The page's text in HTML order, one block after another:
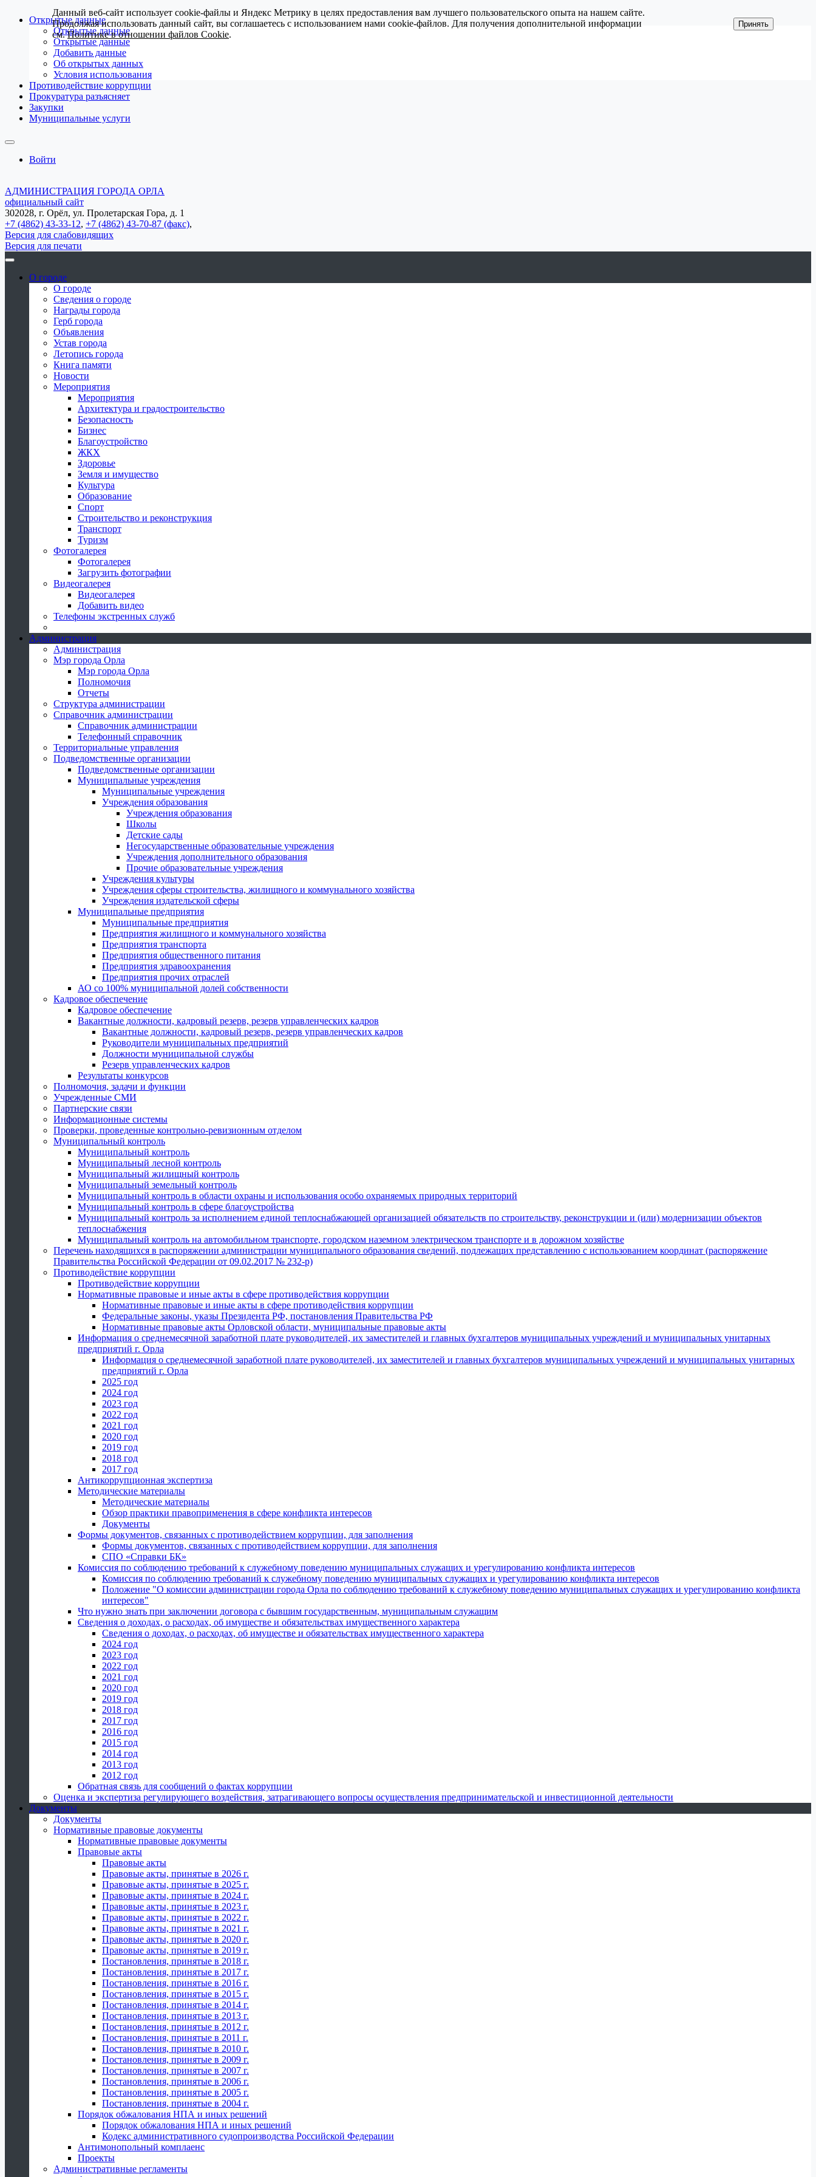
Открытые данные
Открытые данные
Открытые данные
Добавить данные
Об открытых данных
Условия использования
Противодействие коррупции
Прокуратура разъясняет
Закупки
Муниципальные услуги
Войти
АДМИНИСТРАЦИЯ ГОРОДА ОРЛА
официальный сайт
302028, г. Орёл, ул. Пролетарская Гора, д. 1
+7 (4862) 43-33-12, +7 (4862) 43-70-87 (факс),
Версия для слабовидящих
Версия для печати
О городе
О городе
Сведения о городе
Награды города
Герб города
Объявления
Устав города
Летопись города
Книга памяти
Новости
Мероприятия
Мероприятия
Архитектура и градостроительство
Безопасность
Бизнес
Благоустройство
ЖКХ
Здоровье
Земля и имущество
Культура
Образование
Спорт
Строительство и реконструкция
Транспорт
Туризм
Фотогалерея
Фотогалерея
Загрузить фотографии
Видеогалерея
Видеогалерея
Добавить видео
Телефоны экстренных служб
Администрация
Администрация
Мэр города Орла
Мэр города Орла
Полномочия
Отчеты
Структура администрации
Справочник администрации
Справочник администрации
Телефонный справочник
Территориальные управления
Подведомственные организации
Подведомственные организации
Муниципальные учреждения
Муниципальные учреждения
Учреждения образования
Учреждения образования
Школы
Детские сады
Негосударственные образовательные учреждения
Учреждения дополнительного образования
Прочие образовательные учреждения
Учреждения культуры
Учреждения сферы строительства, жилищного и коммунального хозяйства
Учреждения издательской сферы
Муниципальные предприятия
Муниципальные предприятия
Предприятия жилищного и коммунального хозяйства
Предприятия транспорта
Предприятия общественного питания
Предприятия здравоохранения
Предприятия прочих отраслей
АО со 100% муниципальной долей собственности
Кадровое обеспечение
Кадровое обеспечение
Вакантные должности, кадровый резерв, резерв управленческих кадров
Вакантные должности, кадровый резерв, резерв управленческих кадров
Руководители муниципальных предприятий
Должности муниципальной службы
Резерв управленческих кадров
Результаты конкурсов
Полномочия, задачи и функции
Учрежденные СМИ
Партнерские связи
Информационные системы
Проверки, проведенные контрольно-ревизионным отделом
Муниципальный контроль
Муниципальный контроль
Муниципальный лесной контроль
Муниципальный жилищный контроль
Муниципальный земельный контроль
Муниципальный контроль в области охраны и использования особо охраняемых природных территорий
Муниципальный контроль в сфере благоустройства
Муниципальный контроль за исполнением единой теплоснабжающей организацией обязательств по строительству, реконструкции и (или) модернизации объектов
теплоснабжения
Муниципальный контроль на автомобильном транспорте, городском наземном электрическом транспорте и в дорожном хозяйстве
Перечень находящихся в распоряжении администрации муниципального образования сведений, подлежащих представлению с использованием координат (распоряжение
Правительства Российской Федерации от 09.02.2017 № 232-р)
Противодействие коррупции
Противодействие коррупции
Нормативные правовые и иные акты в сфере противодействия коррупции
Нормативные правовые и иные акты в сфере противодействия коррупции
Федеральные законы, указы Президента РФ, постановления Правительства РФ
Нормативные правовые акты Орловской области, муниципальные правовые акты
Информация о среднемесячной заработной плате руководителей, их заместителей и главных бухгалтеров муниципальных учреждений и муниципальных унитарных
предприятий г. Орла
Информация о среднемесячной заработной плате руководителей, их заместителей и главных бухгалтеров муниципальных учреждений и муниципальных унитарных
предприятий г. Орла
2025 год
2024 год
2023 год
2022 год
2021 год
2020 год
2019 год
2018 год
2017 год
Антикоррупционная экспертиза
Методические материалы
Методические материалы
Обзор практики правоприменения в сфере конфликта интересов
Документы
Формы документов, связанных с противодействием коррупции, для заполнения
Формы документов, связанных с противодействием коррупции, для заполнения
СПО «Справки БК»
Комиссия по соблюдению требований к служебному поведению муниципальных служащих и урегулированию конфликта интересов
Комиссия по соблюдению требований к служебному поведению муниципальных служащих и урегулированию конфликта интересов
Положение "О комиссии администрации города Орла по соблюдению требований к служебному поведению муниципальных служащих и урегулированию конфликта
интересов"
Что нужно знать при заключении договора с бывшим государственным, муниципальным служащим
Сведения о доходах, о расходах, об имуществе и обязательствах имущественного характера
Сведения о доходах, о расходах, об имуществе и обязательствах имущественного характера
2024 год
2023 год
2022 год
2021 год
2020 год
2019 год
2018 год
2017 год
2016 год
2015 год
2014 год
2013 год
2012 год
Обратная связь для сообщений о фактах коррупции
Оценка и экспертиза регулирующего воздействия, затрагивающего вопросы осуществления предпринимательской и инвестиционной деятельности
Документы
Документы
Нормативные правовые документы
Нормативные правовые документы
Правовые акты
Правовые акты
Правовые акты, принятые в 2026 г.
Правовые акты, принятые в 2025 г.
Правовые акты, принятые в 2024 г.
Правовые акты, принятые в 2023 г.
Правовые акты, принятые в 2022 г.
Правовые акты, принятые в 2021 г.
Правовые акты, принятые в 2020 г.
Правовые акты, принятые в 2019 г.
Постановления, принятые в 2018 г.
Постановления, принятые в 2017 г.
Постановления, принятые в 2016 г.
Постановления, принятые в 2015 г.
Постановления, принятые в 2014 г.
Постановления, принятые в 2013 г.
Постановления, принятые в 2012 г.
Постановления, принятые в 2011 г.
Постановления, принятые в 2010 г.
Постановления, принятые в 2009 г.
Постановления, принятые в 2007 г.
Постановления, принятые в 2006 г.
Постановления, принятые в 2005 г.
Постановления, принятые в 2004 г.
Порядок обжалования НПА и иных решений
Порядок обжалования НПА и иных решений
Кодекс административного судопроизводства Российской Федерации
Антимонопольный комплаенс
Проекты
Административные регламенты
Данный веб-сайт использует cookie-файлы и Яндекс Метрику в целях предоставления вам лучшего пользовательского опыта на нашем сайте.
Продолжая использовать данный сайт, вы соглашаетесь с использованием нами cookie-файлов. Для получения дополнительной информации
см.Политике в отношении файлов Cookie.
Принять